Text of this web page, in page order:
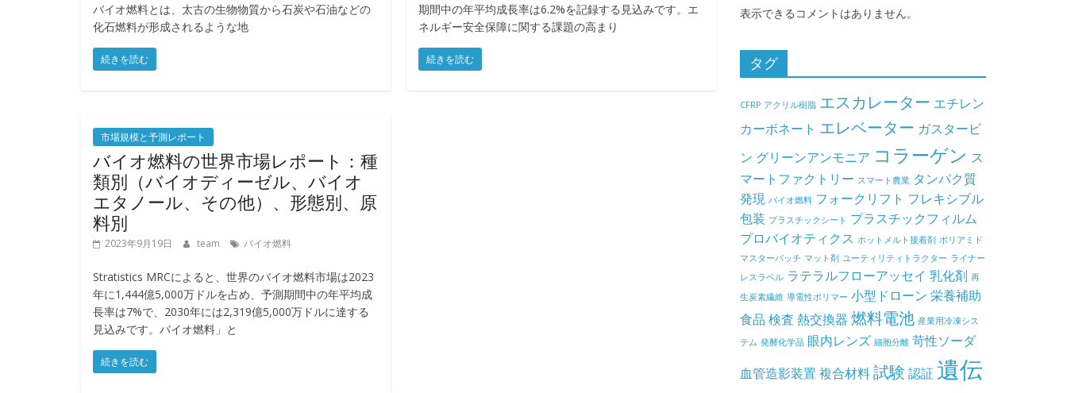
バイオ燃料とは、太古の生物物質から石炭や石油などの
化石燃料が形成されるような地
続きを読む
期間中の年平均成長率は6.2%を記録する見込みです。エ
ネルギー安全保障に関する課題の高まり
続きを読む
市場規模と予測レポート
バイオ燃料の世界市場レポート：種
類別（バイオディーゼル、バイオ
エタノール、その他）、形態別、原
料別
2023年9月19日 team バイオ燃料
Stratistics MRCによると、世界のバイオ燃料市場は2023
年に1,444億5,000万ドルを占め、予測期間中の年平均成
長率は7%で、2030年には2,319億5,000万ドルに達する
見込みです。バイオ燃料」と
続きを読む
表示できるコメントはありません。
タグ
CFRP アクリル樹脂 エスカレーター エチレン
カーボネート エレベーター ガスタービ
ン グリーンアンモニア コラーゲン ス
マートファクトリー スマート農業 タンパク質
発現 バイオ燃料 フォークリフト フレキシブル
包装 プラスチックシート プラスチックフィルム
プロバイオティクス ホットメルト接着剤 ポリアミド
マスターバッチ マット剤 ユーティリティトラクター ライナー
レスラベル ラテラルフローアッセイ 乳化剤 再
生炭素繊維 導電性ポリマー 小型ドローン 栄養補助
食品 検査 熱交換器 燃料電池 産業用冷凍シス
テム 発酵化学品 眼内レンズ 細胞分離 苛性ソーダ
血管造影装置 複合材料試験 認証 遺伝